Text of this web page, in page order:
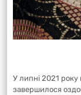
У липні 2021
завершилося